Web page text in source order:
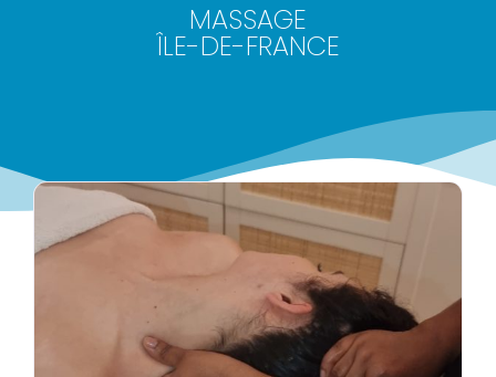
MASSAGE
ÎLE-DE-FRANCE